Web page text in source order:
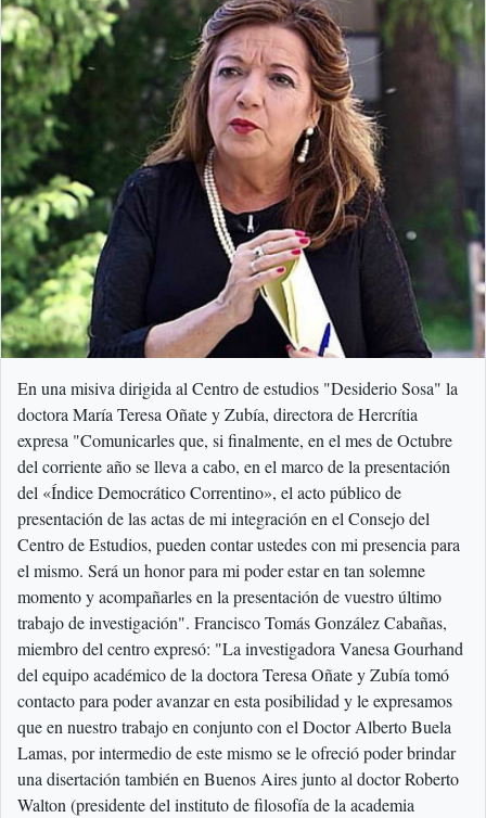
En una misiva dirigida al Centro de estudios "Desiderio Sosa" la
doctora María Teresa Oñate y Zubía, directora de Hercrítia
expresa "Comunicarles que, si finalmente, en el mes de Octubre
del corriente año se lleva a cabo, en el marco de la presentación
del «Índice Democrático Correntino», el acto público de
presentación de las actas de mi integración en el Consejo del
Centro de Estudios, pueden contar ustedes con mi presencia para
el mismo. Será un honor para mi poder estar en tan solemne
momento y acompañarles en la presentación de vuestro último
trabajo de investigación". Francisco Tomás González Cabañas,
miembro del centro expresó: "La investigadora Vanesa Gourhand
del equipo académico de la doctora Teresa Oñate y Zubía tomó
contacto para poder avanzar en esta posibilidad y le expresamos
que en nuestro trabajo en conjunto con el Doctor Alberto Buela
Lamas, por intermedio de este mismo se le ofreció poder brindar
una disertación también en Buenos Aires junto al doctor Roberto
Walton (presidente del instituto de filosofía de la academia